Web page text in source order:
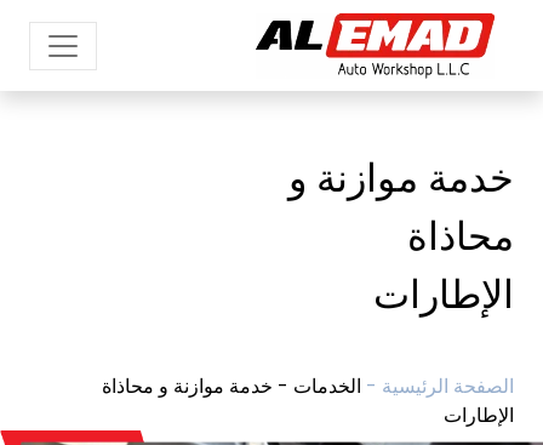
خدمة موازنة و
محاذاة
الإطارات
الصفحة الرئيسية - الخدمات - خدمة موازنة و محاذاة
الإطارات